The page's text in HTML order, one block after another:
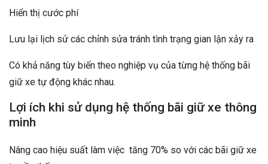
Hiển thị cước phí
Lưu lại lịch sử các chỉnh sửa tránh tình trạng gian lận xảy ra
Có khả năng tùy biến theo nghiệp vụ của từng hệ thống bãi
giữ xe tự động khác nhau.
Lợi ích khi sử dụng hệ thống bãi giữ xe thông
minh
Nâng cao hiệu suất làm việc tăng 70% so với các bãi giữ xe